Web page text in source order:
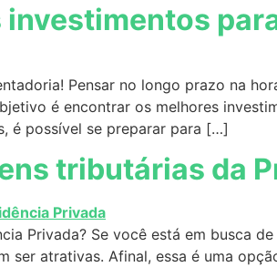
Pensar no longo prazo na
é encontrar os melhores
é possível se preparar para […]
tributárias da
Privada? Se você está em busca
ser atrativas. Afinal, essa é uma